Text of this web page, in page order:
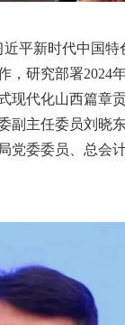
新时代中国特
研究部署2024
现代化山西篇
主任委员刘晓
委委员、总会